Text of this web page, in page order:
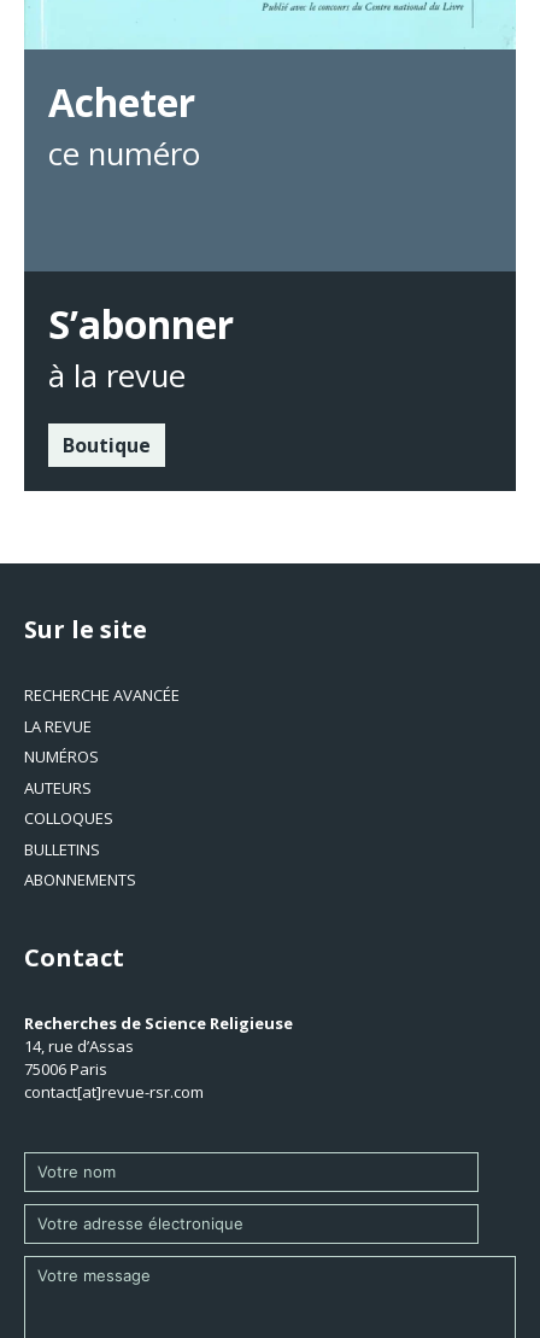
Acheter
ce numéro
S’abonner
à la revue
Boutique
Sur le site
RECHERCHE AVANCÉE
LA REVUE
NUMÉROS
AUTEURS
COLLOQUES
BULLETINS
ABONNEMENTS
Contact
Recherches de Science Religieuse
14, rue d’Assas
75006 Paris
contact[at]revue-rsr.com